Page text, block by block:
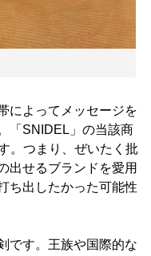
によってメッセージを
「SNIDEL」の当該商
。つまり、ぜいたく批
出せるブランドを愛用
ち出したかった可能性
です。王族や国際的な